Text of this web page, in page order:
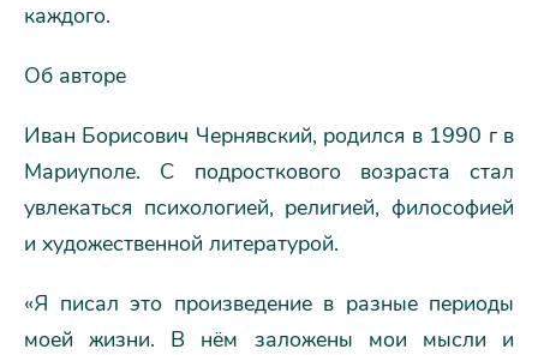
каждого.
Об авторе
Иван Борисович Чернявский, родился в 1990 г в
Мариуполе. С подросткового возраста стал
увлекаться психологией, религией, философией
и художественной литературой.
«Я писал это произведение в разные периоды
моей жизни. В нём заложены мои мысли и